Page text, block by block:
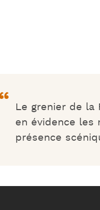
Le grenier de la
en évidence
présence